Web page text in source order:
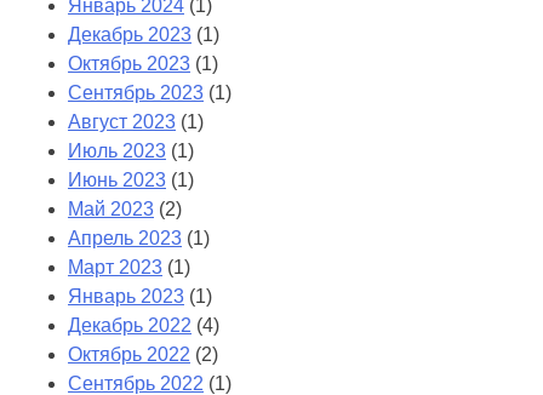
Январь 2024 (1)
Декабрь 2023 (1)
Октябрь 2023 (1)
Сентябрь 2023 (1)
Август 2023 (1)
Июль 2023 (1)
Июнь 2023 (1)
Май 2023 (2)
Апрель 2023 (1)
Март 2023 (1)
Январь 2023 (1)
Декабрь 2022 (4)
Октябрь 2022 (2)
Сентябрь 2022 (1)